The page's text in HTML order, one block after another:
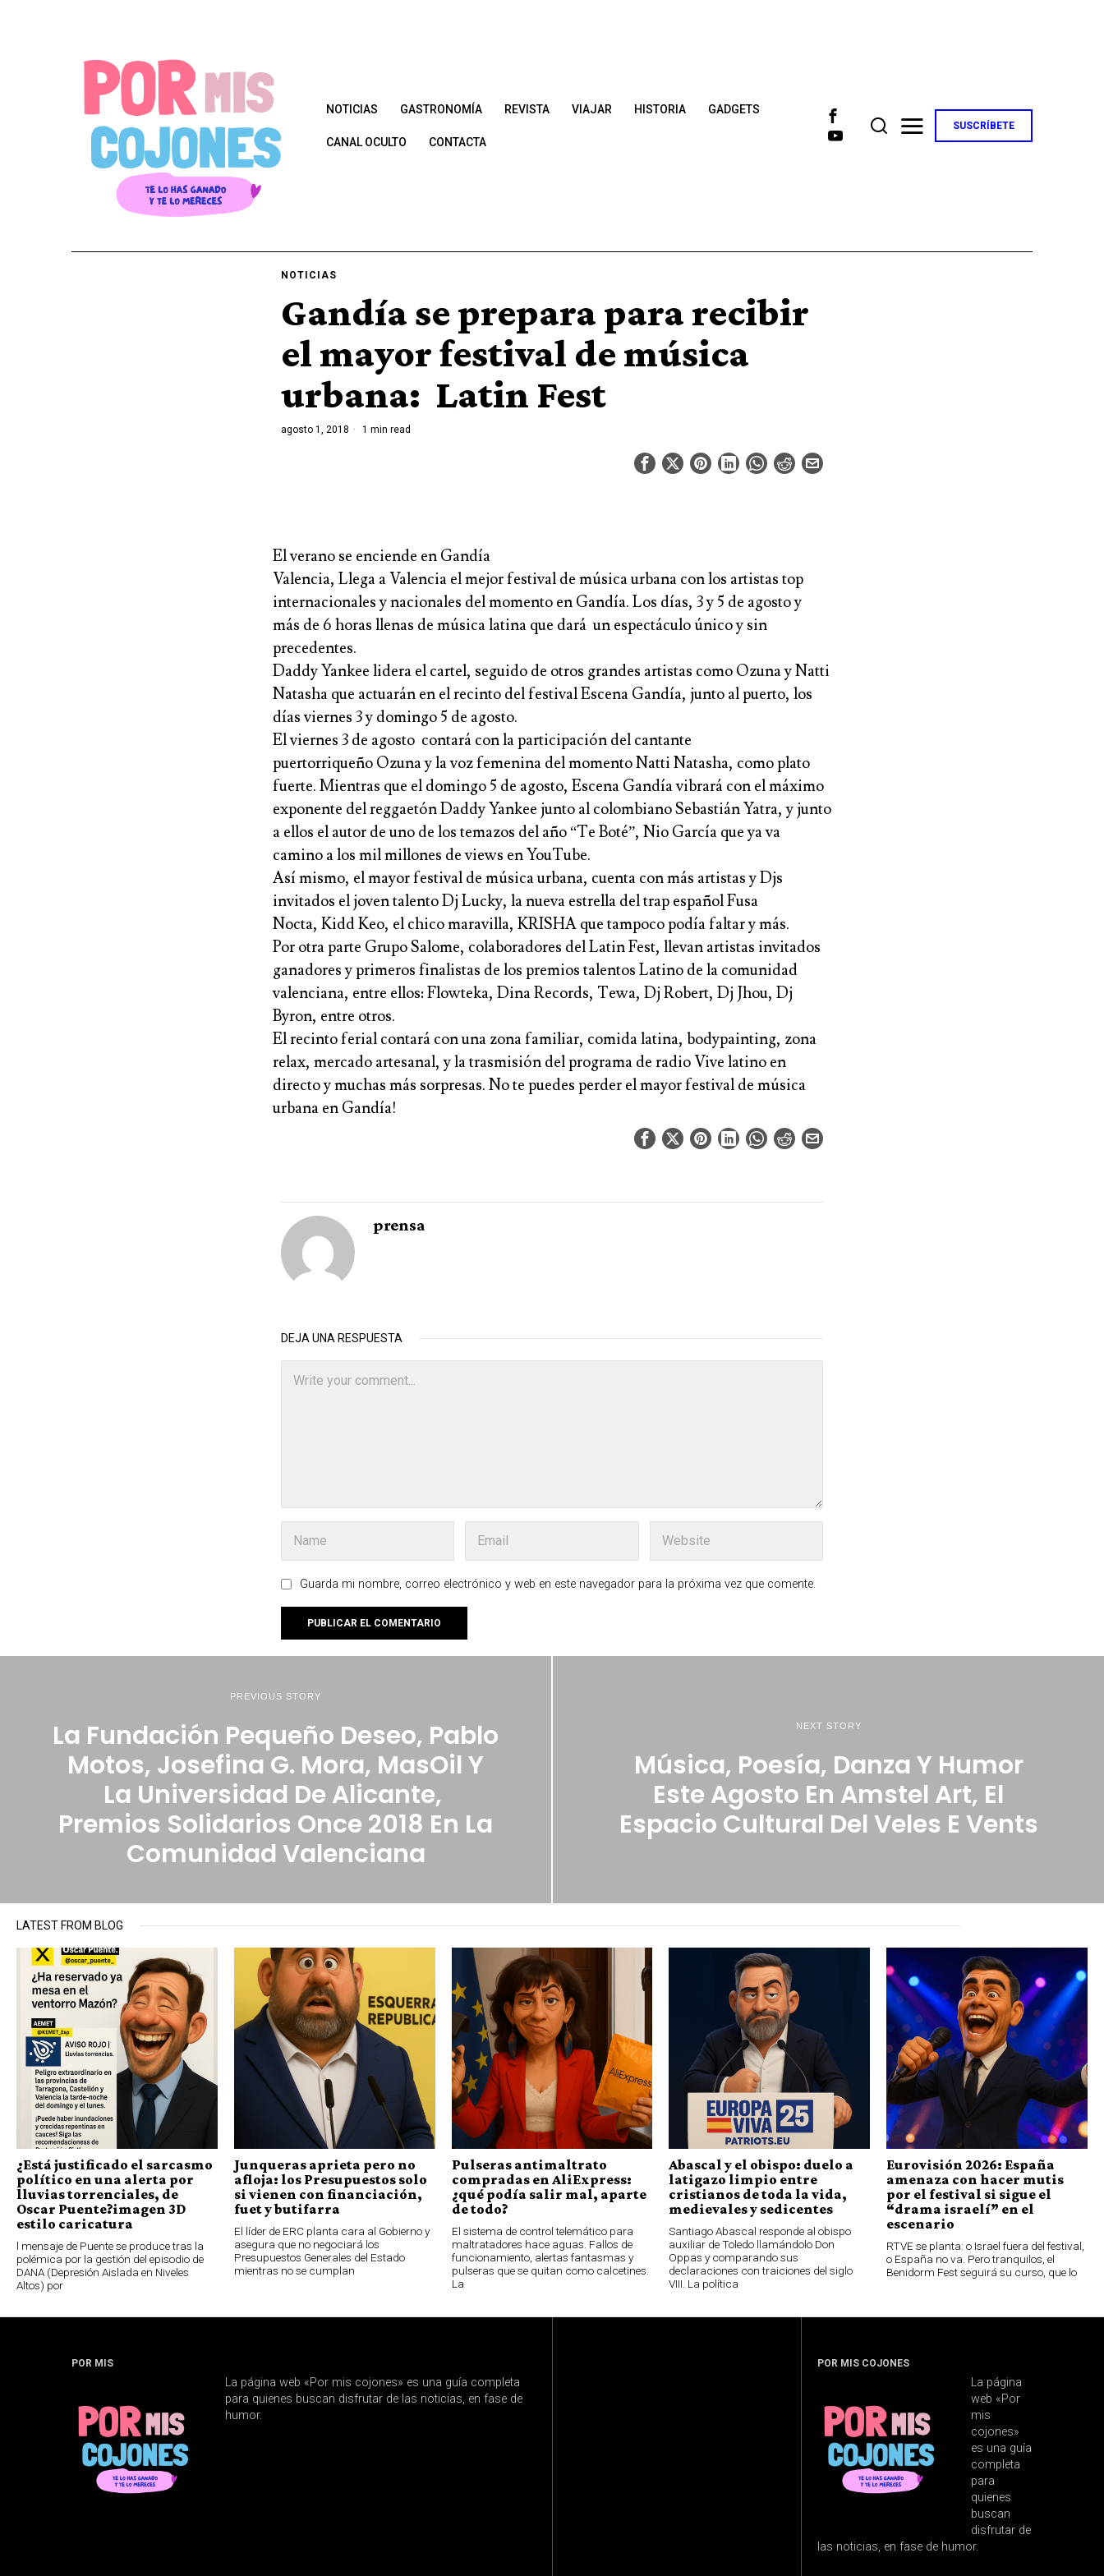
NOTICIAS GASTRONOMÍA REVISTA VIAJAR HISTORIA GADGETS
CANAL OCULTO CONTACTA
SUSCRÍBETE
NOTICIAS
Gandía se prepara para recibir
el mayor festival de música
urbana: Latin Fest
agosto 1, 2018 1 min read
El verano se enciende en Gandía
Valencia, Llega a Valencia el mejor festival de música urbana con los artistas top
internacionales y nacionales del momento en Gandía. Los días, 3 y 5 de agosto y
más de 6 horas llenas de música latina que dará un espectáculo único y sin
precedentes.
Daddy Yankee lidera el cartel, seguido de otros grandes artistas como OzunayNatti
Natasha que actuarán en el recinto del festivalEscena Gandía, junto al puerto, los
días viernes 3 y domingo 5 de agosto.
El viernes 3 de agosto contará con la participación del cantante
puertorriqueño Ozunay la voz femenina del momentoNatti Natasha, como plato
fuerte. Mientras que el domingo 5 de agosto, Escena Gandíavibrará con el máximo
exponente del reggaetónDaddy Yankee junto al colombianoSebastián Yatra, y junto
a ellos el autor de uno de los temazos del año “Te Boté”, Nio García que ya va
camino a los mil millones de views en YouTube.
Así mismo, el mayor festival de música urbana, cuenta con más artistas y Djs
invitados el joven talentoDj Lucky, la nueva estrella del trap españolFusa
Nocta, Kidd Keo, el chico maravilla, KRISHA que tampoco podía faltar y más.
Por otra parte Grupo Salome, colaboradores delLatin Fest, llevan artistas invitados
ganadores y primeros finalistas de los premios talentos Latino de la comunidad
valenciana, entre ellos: Flowteka, Dina Records, Tewa, Dj Robert, Dj Jhou, Dj
Byron, entre otros.
El recinto ferial contará con una zona familiar, comida latina, bodypainting, zona
relax, mercado artesanal, y la trasmisión del programa de radio Vive latino en
directo y muchas más sorpresas. No te puedes perder el mayor festival de música
urbana en Gandía!
prensa
DEJA UNA RESPUESTA
Guarda mi nombre, correo electrónico y web en este navegador para la próxima vez que comente.
PREVIOUS STORY
La Fundación Pequeño Deseo, Pablo
Motos, Josefina G. Mora, MasOil Y
La Universidad De Alicante,
Premios Solidarios Once 2018 En La
Comunidad Valenciana
NEXT STORY
Música, Poesía, Danza Y Humor
Este Agosto En Amstel Art, El
Espacio Cultural Del Veles E Vents
LATEST FROM BLOG
¿Está justificado el sarcasmo
político en una alerta por
lluvias torrenciales, de
Oscar Puente?imagen 3D
estilo caricatura
l mensaje de Puente se produce tras la
polémica por la gestión del episodio de
DANA (Depresión Aislada en Niveles
Altos) por
Junqueras aprieta pero no
afloja: los Presupuestos solo
si vienen con financiación,
fuet y butifarra
El líder de ERC planta cara al Gobierno y
asegura que no negociará los
Presupuestos Generales del Estado
mientras no se cumplan
Pulseras antimaltrato
compradas en AliExpress:
¿qué podía salir mal, aparte
de todo?
El sistema de control telemático para
maltratadores hace aguas. Fallos de
funcionamiento, alertas fantasmas y
pulseras que se quitan como calcetines.
La
Abascal y el obispo: duelo a
latigazo limpio entre
cristianos de toda la vida,
medievales y sedicentes
Santiago Abascal responde al obispo
auxiliar de Toledo llamándolo Don
Oppas y comparando sus
declaraciones con traiciones del siglo
VIII. La política
Eurovisión 2026: España
amenaza con hacer mutis
por el festival si sigue el
“drama israelí” en el
escenario
RTVE se planta: o Israel fuera del festival,
o España no va. Pero tranquilos, el
Benidorm Fest seguirá su curso, que lo
POR MIS
La página web «Por mis cojones» es una guía completa
para quienes buscan disfrutar de las noticias, en fase de
humor.
POR MIS COJONES
La página
web «Por
mis
cojones»
es una guía
completa
para
quienes
buscan
disfrutar de
las noticias, en fase de humor.